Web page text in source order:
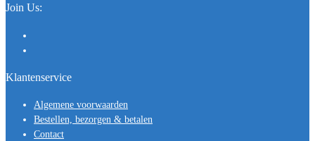
Join Us:
Klantenservice
Algemene voorwaarden
Bestellen, bezorgen & betalen
Contact